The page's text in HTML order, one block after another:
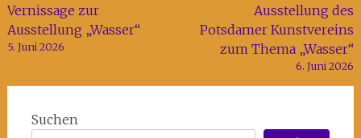
Beitragsnavigation
Vernissage zur
Ausstellung „Wasser“
5. Juni 2026
Ausstellung des
Potsdamer Kunstvereins
zum Thema „Wasser“
6. Juni 2026
Suchen